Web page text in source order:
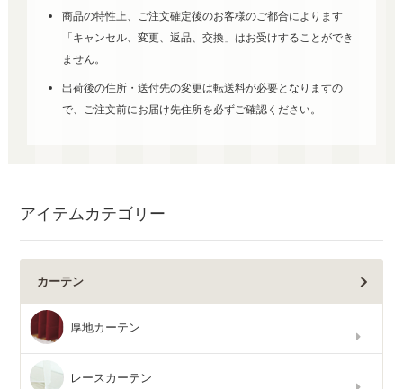
商品の特性上、ご注文確定後のお客様のご都合によります
「キャンセル、変更、返品、交換」はお受けすることができ
ません。
出荷後の住所・送付先の変更は転送料が必要となりますの
で、ご注文前にお届け先住所を必ずご確認ください。
アイテムカテゴリー
カーテン
厚地カーテン
レースカーテン